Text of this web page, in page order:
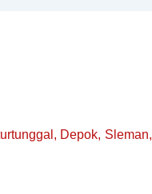
Depok, Sleman,